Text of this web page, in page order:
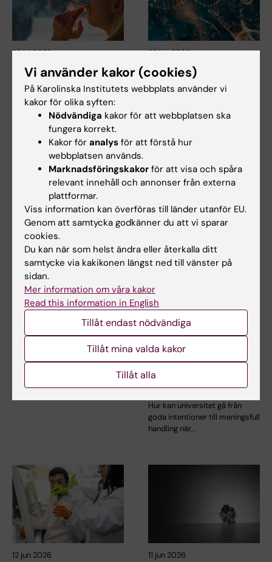
23 jul 2026
KI-forskare bidrar till
nya WHO-riktlinjer
för att förebygga
demens
Professor Miia Kivipelto och
flera forskare vid Karolinska
Institutet har…
29 jun 2026
HELIX beviljas stort
STINT-anslag för att
bygga långsiktig
ekosystemsplattform
med Brasilien
Karolinska Institutet leder det
som har…
22 jun 2026
Nu kraftsamlar KI
inom medicinsk
beredskap
KI gör en strategisk satsning
på området medicinsk
17 jun 2026
Implementering av
NeurotechEU:s
verktygslåda för
mångfald, jämlikhet
och inkludering (DEI)
inom högre
utbildning
Hur kan universitet gå från
goda intentioner till meningsfull
handling när…
12 jun 2026 11 jun 2026
Vi använder kakor (cookies)
På Karolinska Institutets webbplats använder vi
kakor för olika syften:
Nödvändiga kakor för att webbplatsen ska
fungera korrekt.
Kakor för analys för att förstå hur
webbplatsen används.
Marknadsföringskakor för att visa och spåra
relevant innehåll och annonser från externa
plattformar.
Viss information kan överföras till länder utanför EU.
Genom att samtycka godkänner du att vi sparar
cookies.
Du kan när som helst ändra eller återkalla ditt
samtycke via kakikonen längst ned till vänster på
sidan.
Mer information om våra kakor
Read this information in English
Tillåt endast nödvändiga
Tillåt mina valda kakor
Tillåt alla